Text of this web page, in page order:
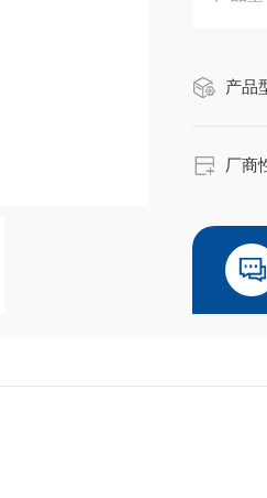
产品
输入
产品
厂商